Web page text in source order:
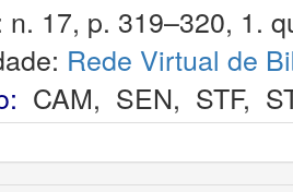
17, p. 319–320, 1.
Rede Virtual de
CAM, SEN, STF,